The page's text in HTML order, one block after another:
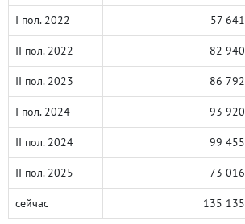
I пол. 2022 57 641
II пол. 2022 82 940
II пол. 2023 86 792
I пол. 2024 93 920
II пол. 2024 99 455
II пол. 2025 73 016
сейчас 135 135